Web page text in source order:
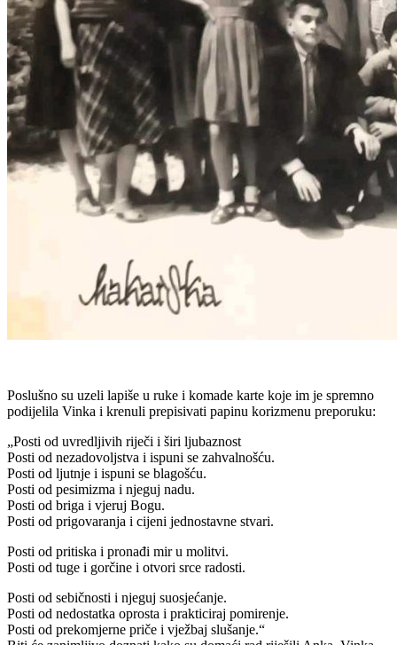
Poslušno su uzeli lapiše u ruke i komade karte koje im je spremno
podijelila Vinka i krenuli prepisivati papinu korizmenu preporuku:
„Posti od uvredljivih riječi i širi ljubaznost
Posti od nezadovoljstva i ispuni se zahvalnošću.
Posti od ljutnje i ispuni se blagošću.
Posti od pesimizma i njeguj nadu.
Posti od briga i vjeruj Bogu.
Posti od prigovaranja i cijeni jednostavne stvari.
Posti od pritiska i pronađi mir u molitvi.
Posti od tuge i gorčine i otvori srce radosti.
Posti od sebičnosti i njeguj suosjećanje.
Posti od nedostatka oprosta i prakticiraj pomirenje.
Posti od prekomjerne priče i vježbaj slušanje.“